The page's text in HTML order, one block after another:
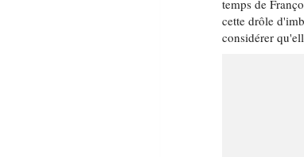
temps de
cette drôle
considérer